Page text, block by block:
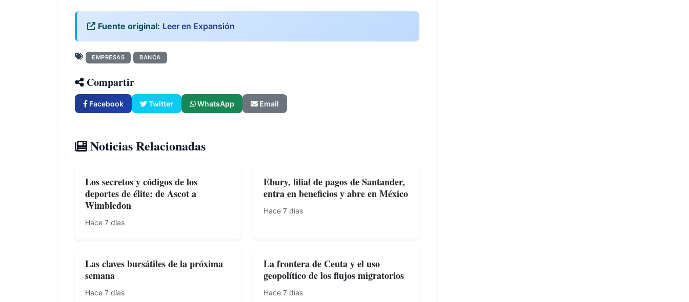
Fuente original: Leer en Expansión
EMPRESAS BANCA
Compartir
Facebook Twitter WhatsApp Email
Noticias Relacionadas
Los secretos y códigos de los
deportes de élite: de Ascot a
Wimbledon
Hace 7 días
Ebury, filial de pagos de Santander,
entra en beneficios y abre en México
Hace 7 días
Las claves bursátiles de la próxima
semana
Hace 7 días
La frontera de Ceuta y el uso
geopolítico de los flujos migratorios
Hace 7 días